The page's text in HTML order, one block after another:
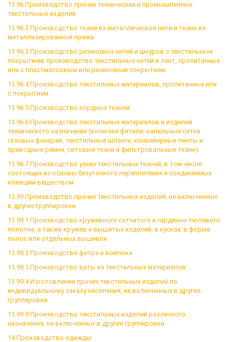
13.96 Производство прочих технических и промышленных
текстильных изделий
13.96.2 Производство ткани из металлической нити и ткани из
металлизированной пряжи
13.96.3 Производство резиновых нитей и шнуров с текстильным
покрытием; производство текстильных нитей и лент, пропитанных
или с пластмассовым или резиновым покрытием
13.96.4 Производство текстильных материалов, пропитанных или
с покрытием
13.96.5 Производство кордных тканей
13.96.6 Производство текстильных материалов и изделий
технического назначения (включая фитили, калильные сетки
газовых фонарей, текстильные шланги, конвейерные ленты и
приводные ремни, ситовые ткани и фильтровальные ткани)
13.96.7 Производство узких текстильных тканей, в том числе
состоящих из основы безуточного переплетения и соединяемых
клеящим веществом
13.99 Производство прочих текстильных изделий, не включенных
в другие группировки
13.99.1 Производство кружевного сетчатого и гардинно-тюлевого
полотна, а также кружев и вышитых изделий, в кусках, в форме
полос или отдельных вышивок
13.99.2 Производство фетра и войлока
13.99.3 Производство ваты из текстильных материалов
13.99.4 Изготовление прочих текстильных изделий по
индивидуальному заказу населения, не включенных в другие
группировки
13.99.9 Производство текстильных изделий различного
назначения, не включенных в другие группировки
14 Производство одежды